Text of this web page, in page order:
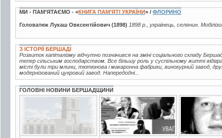
МИ - ПАМ’ЯТАЄМО - «КНИГА ПАМ’ЯТІ УКРАЇНИ» / ФЛОРИНО
Головатюк Лукаш Овксентійович (1898) 1898 р., українець, селянин.
З ІСТОРІЇ БЕРШАДІ
Розвиток капіталізму відчутно позначився на зміні соціального складу
тепер сільським господарством. Все більшу роль у суспільному житті
місті були три млини, тютюнова і макаронна фабрики, винокурний завод,
модернізований цукровий завод. Напередодні...
ГОЛОВНІ НОВИНИ БЕРШАДЩИНИ